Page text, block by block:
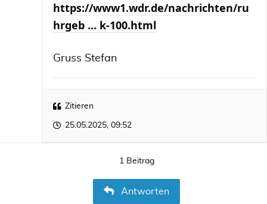
https://www1.wdr.de/nachrichten/ru
hrgeb ... k-100.html
Gruss Stefan
Zitieren
25.05.2025, 09:52
1 Beitrag
Antworten